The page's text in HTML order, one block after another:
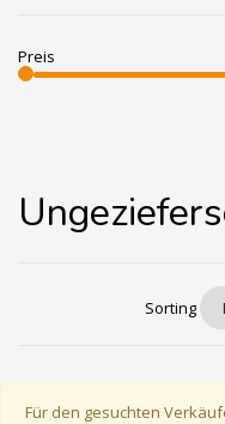
Preis
Sorting
Für den gesuchten